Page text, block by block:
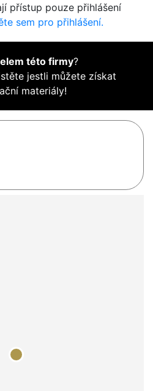
přístup pouze přihlášení
sem pro přihlášení.
této firmy?
jestli můžete získat
materiály!